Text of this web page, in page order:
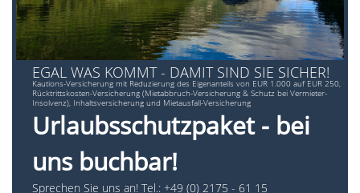
EGAL WAS KOMMT - DAMIT SIND SIE SICHER!
Kautions-Versicherung mit Reduzierung des Eigenanteils von EUR 1.000 auf EUR 250,
Rücktrittskosten-Versicherung (Mietabbruch-Versicherung & Schutz bei Vermieter-
Insolvenz), Inhaltsversicherung und Mietausfall-Versicherung
Urlaubsschutzpaket - bei
uns buchbar!
Sprechen Sie uns an! Tel.: +49 (0) 2175 - 61 15